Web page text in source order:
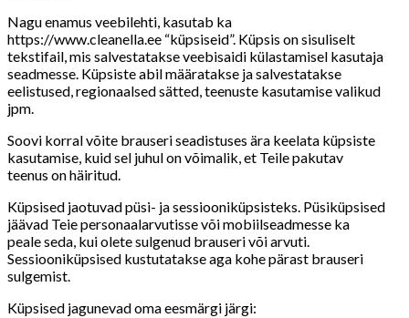
Nagu enamus veebilehti, kasutab ka
https://www.cleanella.ee “küpsiseid”. Küpsis on sisuliselt
tekstifail, mis salvestatakse veebisaidi külastamisel kasutaja
seadmesse. Küpsiste abil määratakse ja salvestatakse
eelistused, regionaalsed sätted, teenuste kasutamise valikud
jpm.
Soovi korral võite brauseri seadistuses ära keelata küpsiste
kasutamise, kuid sel juhul on võimalik, et Teile pakutav
teenus on häiritud.
Küpsised jaotuvad püsi- ja sessiooniküpsisteks. Püsiküpsised
jäävad Teie personaalarvutisse või mobiilseadmesse ka
peale seda, kui olete sulgenud brauseri või arvuti.
Sessiooniküpsised kustutatakse aga kohe pärast brauseri
sulgemist.
Küpsised jagunevad oma eesmärgi järgi: